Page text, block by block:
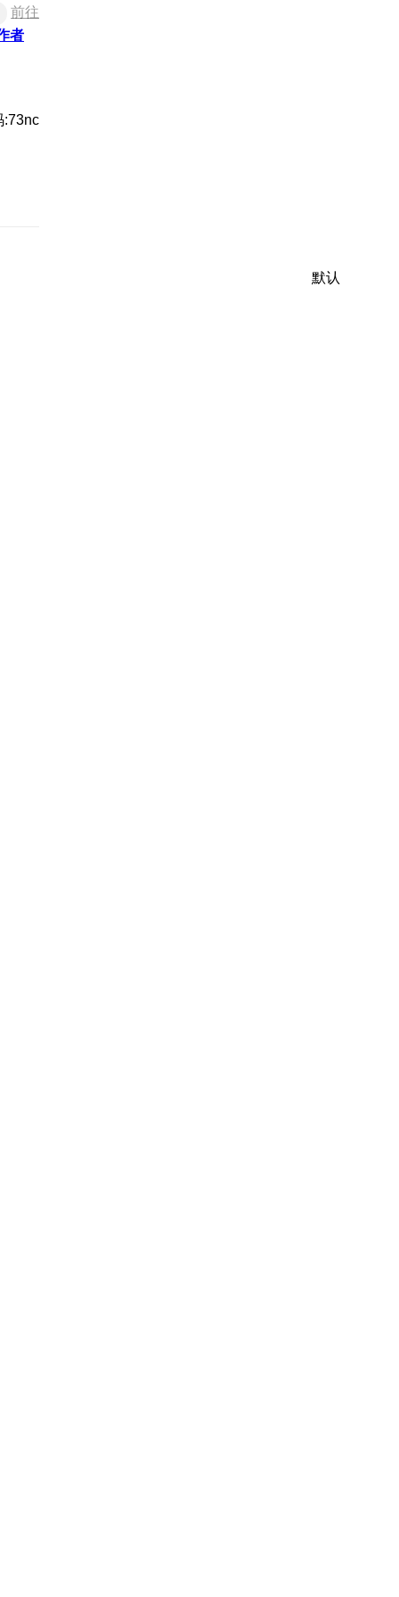
前往
者
:73nc
默认